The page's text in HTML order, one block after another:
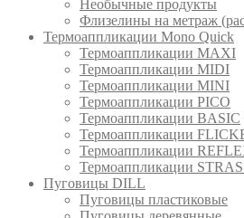
Необычные продукты
Флизелины на метраж
Термоаппликации Mono Quick
Термоаппликации MAXI
Термоаппликации MIDI
Термоаппликации MINI
Термоаппликации PICO
Термоаппликации BASIC
Термоаппликации
Термоаппликации
Термоаппликации
Пуговицы DILL
Пуговицы пластиковые